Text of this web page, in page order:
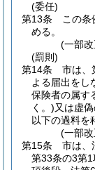
(委任)
第13条
この条
める。
(一部
(罰則)
第14条
市は、
よる届出をし
保険者の属す
く。)又は虚
以下の過料を
(一部
第15条
市は、
第33条の3第